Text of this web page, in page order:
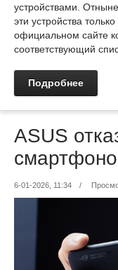
устройствами.
эти устройства
официальном сайте
соответствующий
Подробнее
ASUS
6-01-2026, 11:34 /